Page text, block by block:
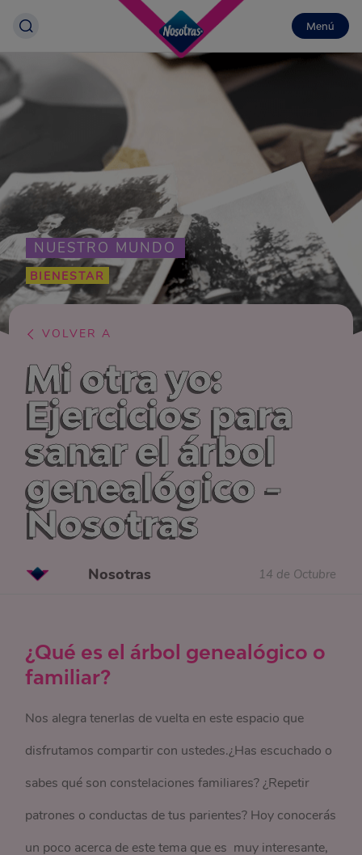
Menú
NUESTRO MUNDO
BIENESTAR
VOLVER A
Mi otra yo:
Ejercicios para
sanar el árbol
genealógico -
Nosotras
Nosotras 14 de Octubre
¿Qué es el árbol genealógico o
familiar?
Nos alegra tenerlas de vuelta en este espacio que
disfrutamos compartir con ustedes.¿Has escuchado o
sabes qué son constelaciones familiares? ¿Repetir
patrones o conductas de tus parientes? Hoy conocerás
un poco acerca de este tema que es muy interesante,